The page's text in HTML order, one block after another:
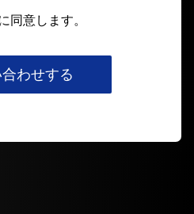
セス・紛失・破損・改ざん・
セ キュリティシステムの維
人情報の厳重な管理を⾏ない
同意します。
わせする